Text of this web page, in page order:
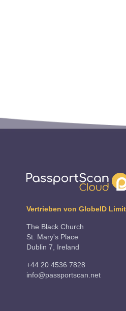
Vertrieben von GlobeID
The Black Church
St. Mary's Place
Dublin 7, Ireland
+44 20 4536 7828
info@passportscan.net